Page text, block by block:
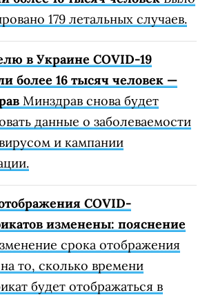
179 летальных случаев.
в Украине COVID-19
более 16 тысяч человек —
Минздрав снова будет
данные о заболеваемости
и кампании
COVID-
изменены: пояснение
срока отображения
то, сколько времени
будет отображаться в